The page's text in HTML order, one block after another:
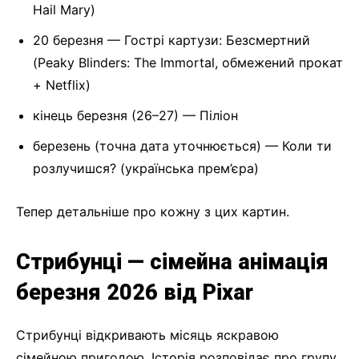
Hail Mary)
20 березня — Гострі картузи: Безсмертний
(Peaky Blinders: The Immortal, обмежений прокат
+ Netflix)
кінець березня (26–27) — Піліон
березень (точна дата уточнюється) — Коли ти
розлучишся? (українська прем’єра)
Тепер детальніше про кожну з цих картин.
Стрибунці — сімейна анімація
березня 2026 від Pixar
Стрибунці відкривають місяць яскравою